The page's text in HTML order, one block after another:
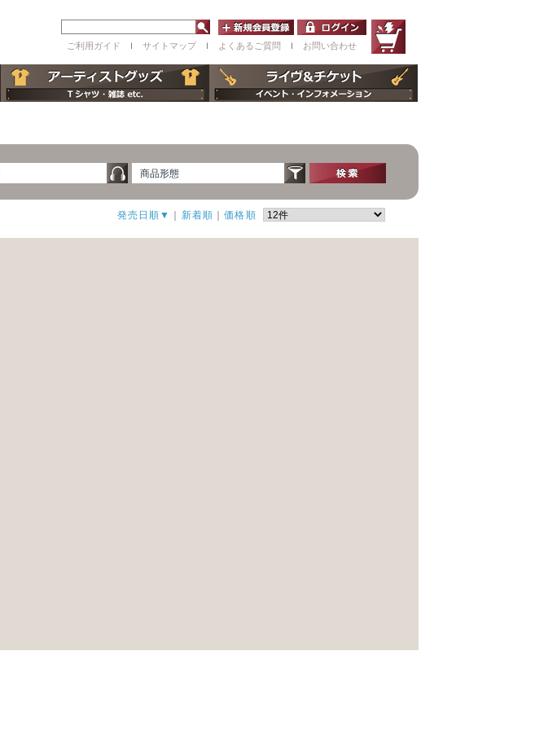
ご利用ガイド ｌ サイトマップ ｌ よくあるご質問 ｌ お問い合わせ
商品形態
発売日順▼ ｜ 新着順 ｜価格順